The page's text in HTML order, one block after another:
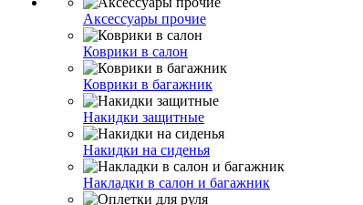
Аксессуары прочие
Коврики в салон
Коврики в багажник
Накидки защитные
Накидки на сиденья
Накладки в салон и багажник